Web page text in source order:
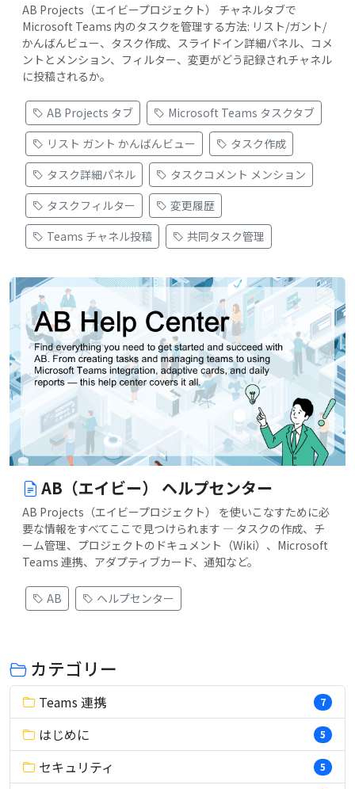
AB Projects（エイビープロジェクト） チャネルタブで
Microsoft Teams 内のタスクを管理する方法: リスト/ガント/
かんばんビュー、タスク作成、スライドイン詳細パネル、コメ
ントとメンション、フィルター、変更がどう記録されチャネル
に投稿されるか。
AB Projects タブ
Microsoft Teams タスクタブ
リスト ガント かんばんビュー
タスク作成
タスク詳細パネル
タスクコメント メンション
タスクフィルター
変更履歴
Teams チャネル投稿
共同タスク管理
AB（エイビー） ヘルプセンター
AB Projects（エイビープロジェクト） を使いこなすために必
要な情報をすべてここで見つけられます — タスクの作成、チ
ーム管理、プロジェクトのドキュメント（Wiki）、Microsoft
Teams 連携、アダプティブカード、通知など。
AB ヘルプセンター
カテゴリー
Teams 連携 7
はじめに 5
セキュリティ 5